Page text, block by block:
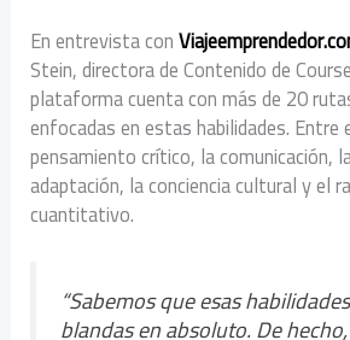
En entrevista con
Stein, directora de Contenido de
plataforma cuenta con más de 20
enfocadas en estas habilidades. Entre
pensamiento crítico, la comunicación,
adaptación, la conciencia cultural y el
cuantitativo.
“Sabemos que esas
blandas en absoluto. De